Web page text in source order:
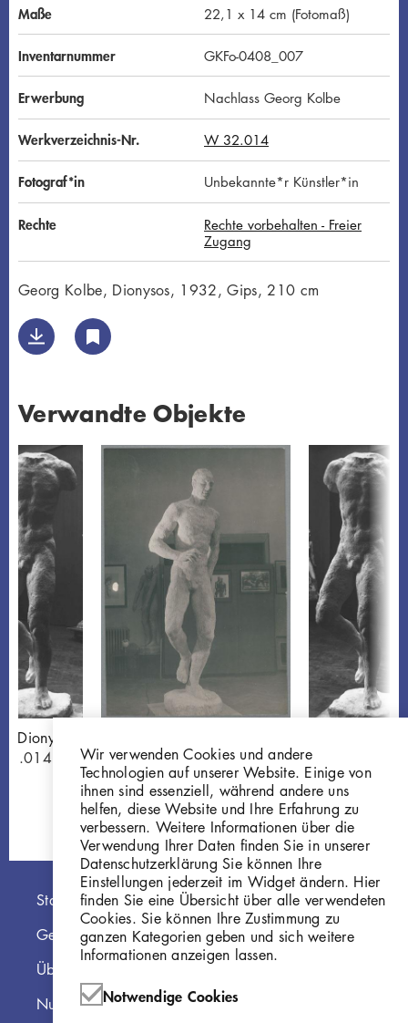
Maße 22,1 x 14 cm (Fotomaß)
Inventarnummer GKFo-0408_007
Erwerbung Nachlass Georg Kolbe
Werkverzeichnis-Nr. W 32.014
Fotograf*in Unbekannte*r Künstler*in
Rechte
Rechte vorbehalten - Freier
Zugang
Georg Kolbe, Dionysos, 1932, Gips, 210 cm
Verwandte Objekte
Dionysos
Dionysos, 1936, Gips
GKFo-0408_001
W 32.014
Hauptnavigation
Startseite
Georg Kolbe Museum
Über die Online Sammlung
Nutzungshinweise
Wir verwenden Cookies und andere
Technologien auf unserer Website. Einige von
ihnen sind essenziell, während andere uns
helfen, diese Website und Ihre Erfahrung zu
verbessern. Weitere Informationen über die
Verwendung Ihrer Daten finden Sie in unserer
Datenschutzerklärung Sie können Ihre
Einstellungen jederzeit im Widget ändern. Hier
finden Sie eine Übersicht über alle verwendeten
Cookies. Sie können Ihre Zustimmung zu
ganzen Kategorien geben und sich weitere
Informationen anzeigen lassen.
Notwendige Cookies